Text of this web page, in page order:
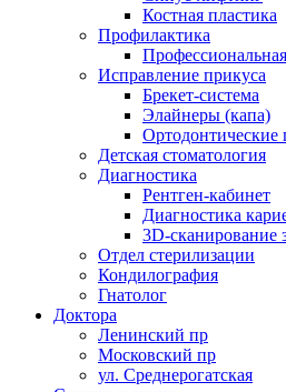
Костная пластика
Профилактика
Исправление прикуса
Брекет-система
Элайнеры (капа)
Ортодонтические
Детская стоматология
Диагностика
Рентген-кабинет
Диагностика
3D-сканирование
Отдел стерилизации
Кондилография
Гнатолог
Доктора
Ленинский пр
Московский пр
ул. Среднерогатская